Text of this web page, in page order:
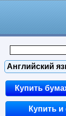
Английский
Купить
Купить и